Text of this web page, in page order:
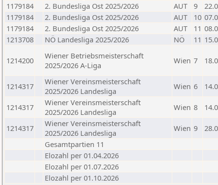
1179184
2. Bundesliga Ost 2025/2026 AUT 9
1179184
2. Bundesliga Ost 2025/2026 AUT 10
1179184
2. Bundesliga Ost 2025/2026 AUT 11
1213708
NÖ Landesliga 2025/2026 NÖ 11
1214200
Wiener Betriebsmeisterschaft
2025/2026 A-Liga
Wien 7
1214317
Wiener Vereinsmeisterschaft
2025/2026 Landesliga
Wien 6
1214317
Wiener Vereinsmeisterschaft
2025/2026 Landesliga
Wien 8
1214317
Wiener Vereinsmeisterschaft
2025/2026 Landesliga
Wien 9
Gesamtpartien 11
Elozahl per 01.04.2026
Elozahl per 01.07.2026
Elozahl per 01.10.2026